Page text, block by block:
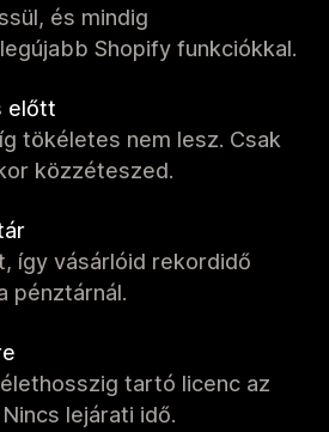
és mindig
Shopify funkciókkal.
előtt
tökéletes nem lesz. Csak
közzéteszed.
így vásárlóid rekordidő
pénztárnál.
tartó licenc az
lejárati idő.